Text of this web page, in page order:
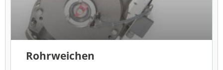
Rohrweichen